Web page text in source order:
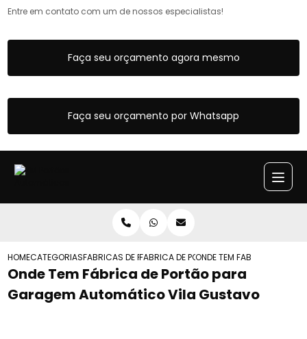
Entre em contato com um de nossos especialistas!
Faça seu orçamento agora mesmo
Faça seu orçamento por Whatsapp
HOMECATEGORIASFABRICAS DE PORTOESFABRICA DE PORTAO DE CORRER
ONDE TEM FABRICA DE
Onde Tem Fábrica de Portão para
Garagem Automático Vila Gustavo